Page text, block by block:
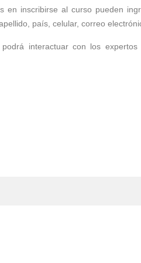
en inscribirse al curso pueden
país, celular, correo
interactuar con los